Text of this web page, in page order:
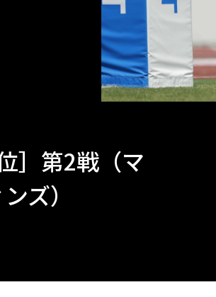
］第2戦（マ
ズ）